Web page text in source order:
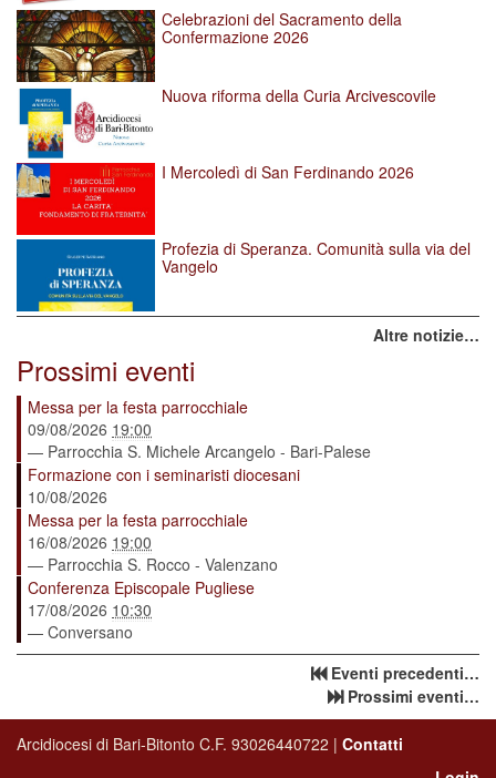
Celebrazioni del Sacramento della
Confermazione 2026
Nuova riforma della Curia Arcivescovile
I Mercoledì di San Ferdinando 2026
Profezia di Speranza. Comunità sulla via del
Vangelo
Altre notizie…
Prossimi eventi
Messa per la festa parrocchiale
09/08/2026 19:00
— Parrocchia S. Michele Arcangelo - Bari-Palese
Formazione con i seminaristi diocesani
10/08/2026
Messa per la festa parrocchiale
16/08/2026 19:00
— Parrocchia S. Rocco - Valenzano
Conferenza Episcopale Pugliese
17/08/2026 10:30
— Conversano
Eventi precedenti…
Prossimi eventi…
Arcidiocesi di Bari-Bitonto C.F. 93026440722 | Contatti